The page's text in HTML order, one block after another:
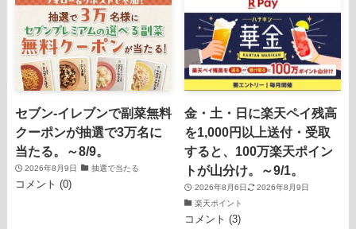
セブン‐イレブンで副菜無料
クーポンが抽選で3万名に
当たる。～8/9。
2026年8月9日 抽選で当たる
コメント (0)
金・土・日に楽天ペイ残高
を1,000円以上送付・受取
すると、100万楽天ポイン
トが山分け。～9/1。
2026年8月6日
2026年8月9日
楽天ポイント
コメント (3)